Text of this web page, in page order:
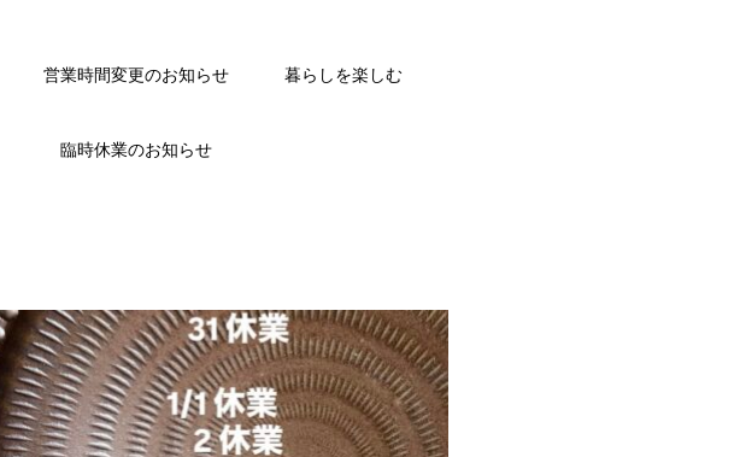
営業時間変更のお知らせ 暮らしを楽しむ
臨時休業のお知らせ